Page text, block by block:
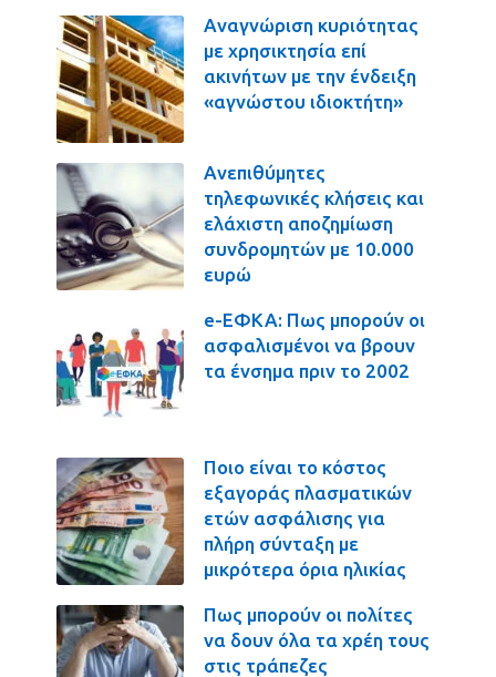
Αναγνώριση κυριότητας
με χρησικτησία επί
ακινήτων με την ένδειξη
«αγνώστου ιδιοκτήτη»
Ανεπιθύμητες
τηλεφωνικές κλήσεις και
ελάχιστη αποζημίωση
συνδρομητών με 10.000
ευρώ
e-ΕΦΚΑ: Πως μπορούν οι
ασφαλισμένοι να βρουν
τα ένσημα πριν το 2002
Ποιο είναι το κόστος
εξαγοράς πλασματικών
ετών ασφάλισης για
πλήρη σύνταξη με
μικρότερα όρια ηλικίας
Πως μπορούν οι πολίτες
να δουν όλα τα χρέη τους
στις τράπεζες